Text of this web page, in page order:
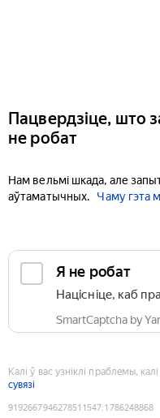
Пацвердзіце, што
не робат
Нам вельмі шкада, але
аўтаматычных.
Чаму гэта
Я не робат
Націсніце, каб
SmartCaptcha by
Калі ў вас узніклі праблемы,
сувязі
9192667946278511547:1786248868